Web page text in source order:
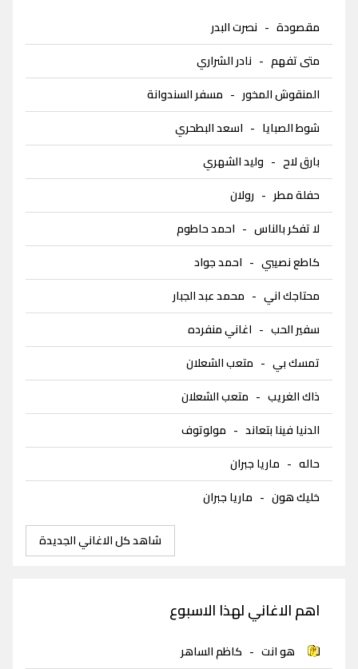
مقصودة - نصرت البدر
متى تفهم - نادر الشراري
المنقوش المخور - مسفر السندوانة
شوط الصبايا - اسعد البطحري
بارق لاح - وليد الشهري
حفلة مطر - رولان
لا تفكر بالناس - احمد حاطوم
كاطع نصيبي - احمد جواد
محتاجك اني - محمد عبد الجبار
سفير الحب - اغاني منفرده
تمسك بي - متعب الشعلان
ذاك الغريب - متعب الشعلان
الدنيا فينا بتعاند - مولوتوف
حاله - ماريا جبران
خليك هون - ماريا جبران
شاهد كل الاغاني الجديدة
اهم الاغاني لهذا الاسبوع
هو انت - كاظم الساهر